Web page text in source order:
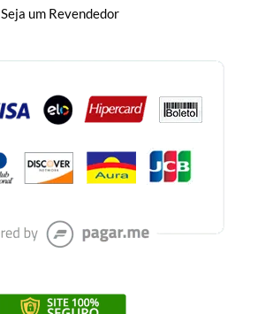
Seja um Revendedor